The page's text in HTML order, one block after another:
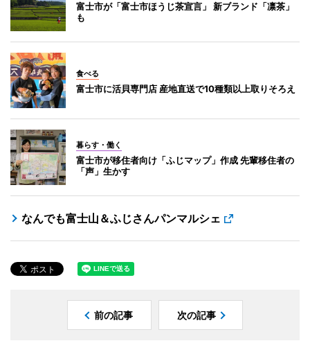
富士市が「富士市ほうじ茶宣言」 新ブランド「凛茶」
も
食べる
富士市に活貝専門店 産地直送で10種類以上取りそろえ
暮らす・働く
富士市が移住者向け「ふじマップ」作成 先輩移住者の
「声」生かす
なんでも富士山＆ふじさんパンマルシェ
前の記事 次の記事